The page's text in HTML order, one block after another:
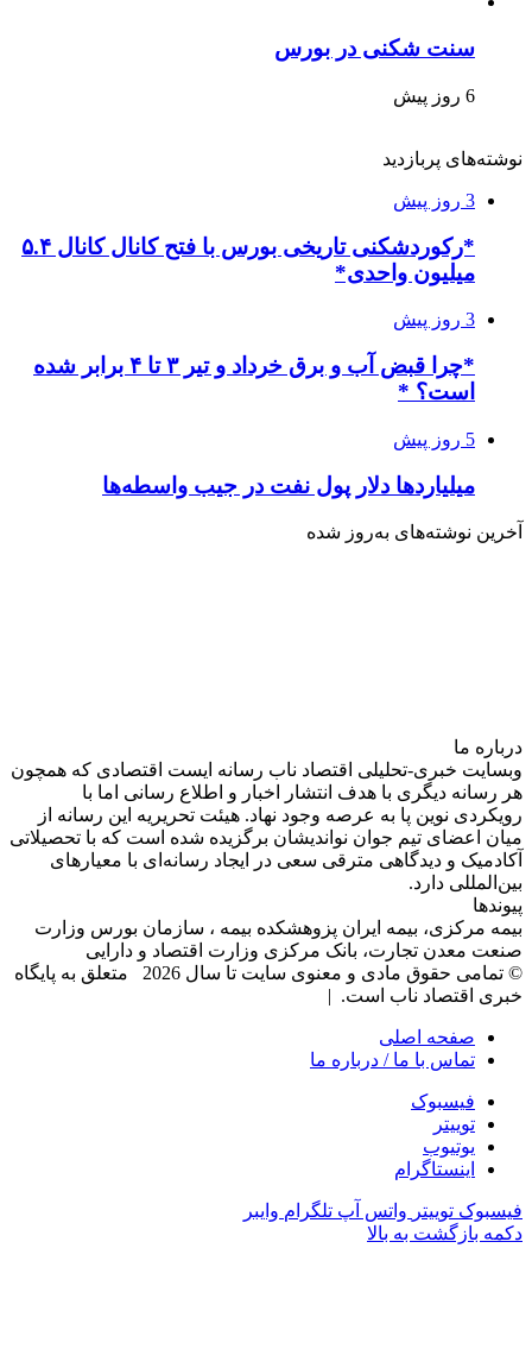
سنت شکنی در بورس
6 روز پیش
نوشته‌های پربازدید
3 روز پیش
*رکوردشکنی تاریخی بورس با فتح کانال کانال ۵.۴
میلیون واحدی*
3 روز پیش
*چرا قبض آب و برق خرداد و تیر ۳ تا ۴ برابر شده
است؟ *
5 روز پیش
میلیاردها دلار پول نفت در جیب واسطه‌ها
آخرین نوشته‌های‌ به‌روز شده
درباره‌ ما
وبسایت خبری-تحلیلی اقتصاد ناب رسانه‌ ایست اقتصادی که همچون
هر رسانه دیگری با هدف انتشار اخبار و اطلاع رسانی اما با
رویکردی نوین پا به عرصه وجود نهاد. هیئت تحریریه این رسانه از
میان اعضای تیم جوان نواندیشان برگزیده شده است که با تحصیلاتی
آکادمیک و دیدگاهی‌ مترقی سعی در ایجاد رسانه‌ای با معیار‌های
بین‌المللی دارد.
پیوندها
بیمه مرکزی، بیمه ایران پزوهشکده بیمه ، سازمان بورس وزارت
صنعت معدن تجارت، بانک مرکزی وزارت اقتصاد و دارایی
© تمامی حقوق مادی و معنوی سایت تا سال 2026 متعلق به پایگاه
خبری اقتصاد ناب است. |
صفحه اصلی
تماس با ما / درباره ما
فیسبوک
توییتر
یوتیوب
اینستاگرام
فیسبوک توییتر واتس آپ تلگرام وایبر
دکمه بازگشت به بالا